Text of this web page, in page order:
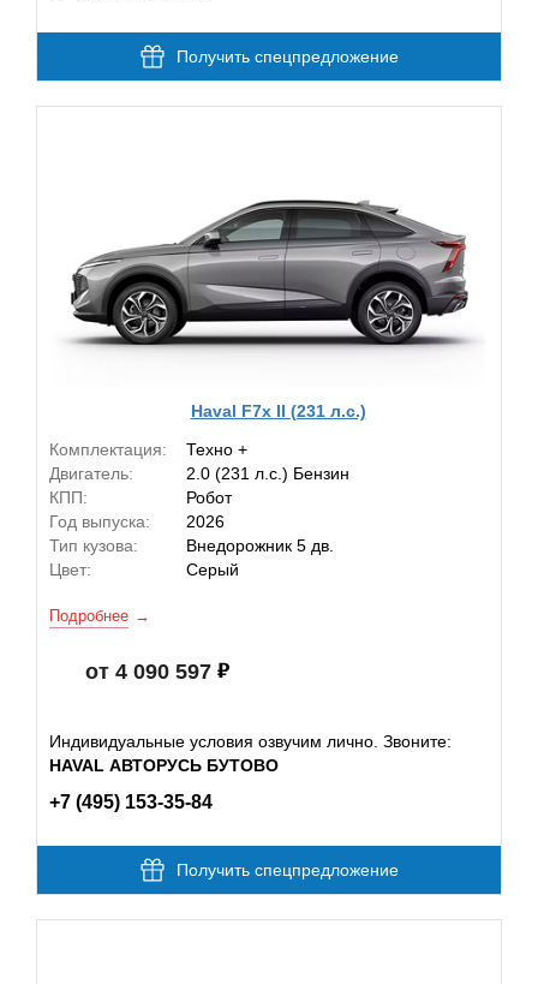
Получить спецпредложение
Haval F7x II (231 л.с.)
Комплектация:
Техно +
Двигатель:
2.0 (231 л.с.) Бензин
КПП:
Робот
Год выпуска:
2026
Тип кузова:
Внедорожник 5 дв.
Цвет:
Серый
Подробнее
от 4 090 597
Индивидуальные условия озвучим лично. Звоните:
HAVAL АВТОРУСЬ БУТОВО
+7 (495) 153-35-84
Получить спецпредложение